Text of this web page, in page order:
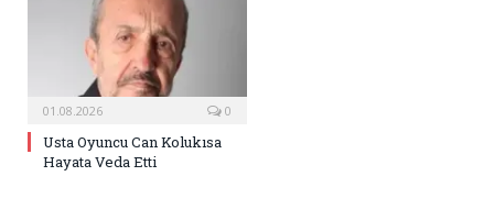
01.08.2026 0
Usta Oyuncu Can Kolukısa
Hayata Veda Etti